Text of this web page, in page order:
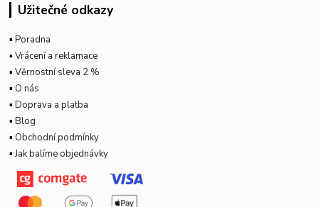
Užitečné odkazy
▪Poradna
▪Vrácení a reklamace
▪Věrnostní sleva 2 %
▪ O nás
▪Doprava a platba
▪Blog
▪ Obchodní podmínky
▪Jak balíme objednávky